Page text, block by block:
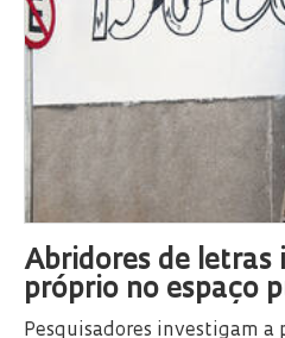
Abridores de letras
próprio no espaço
Pesquisadores investigam a